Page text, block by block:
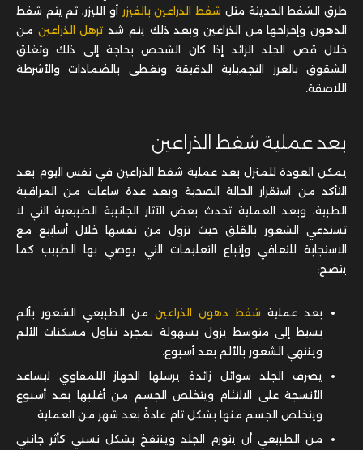
طرق الشفط الحديثة مثل شفط الذراعين بالفيزر أو الليزر، ثم يتم شفط
الدهون وإخراجها من الذراعين وبعد ذلك يتم شد ترهل الذراعين من
خلال قص الجلد الزائد إذا كان الشخص بحاجة إلى ذلك وتغلق
الشقوق بالغرز التجميلية الدقيقة وتغطى بالضمادات والأشرطة
اللاصقة.
بعد عملية شفط الذراعين
يمكن العودة للمنزل بعد عملية شفط الذراعين في نفس اليوم بعد
التأكد من استقرار الحالة الصحية وبعد عدة ساعات من المراقبة
الطبية، وبعد العملية تحدث بعض الآثار الجانبية الطبيعية التي لا
تستدعي الشعور بالقلق حيث تزول من نفسها خلال أسابيع مع
الاستجابة للتعافي وإتباع التعليمات التي يوصي بها الطبيب كما
يتضح:
بعد عملية شفط دهون الذراعين من الطبيعي الشعور بألم
بسيط إلى متوسط يزول بسهولة بمجرد تناول مسكنات الألم
وينتهي الشعور بالألم بعد أسبوع.
يصرف الجلد سوائل زائدة يرسلها الجهاز اللمفاوي ليساعد
الأنسجة على الالتئام ويتخلص الجسم من أغلبها بعد أسبوع
ويتخلص الجسم منها بشكل تام عادةً بعد شهر من العملية.
من الطبيعي أن يتورم الجلد وينتفخ بشكل نسبي كأثر جانبي